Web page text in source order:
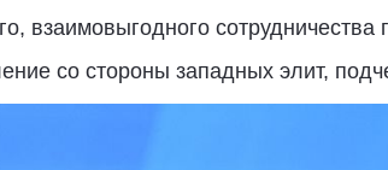
взаимовыгодного сотрудничества
со стороны западных элит,